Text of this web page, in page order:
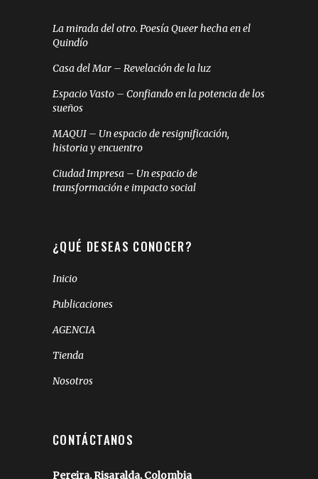
La mirada del otro. Poesía Queer hecha en el
Quindío
Casa del Mar – Revelación de la luz
Espacio Vasto – Confiando en la potencia de los
sueños
MAQUI – Un espacio de resignificación,
historia y encuentro
Ciudad Impresa – Un espacio de
transformación e impacto social
¿QUÉ DESEAS CONOCER?
Inicio
Publicaciones
AGENCIA
Tienda
Nosotros
CONTÁCTANOS
Pereira, Risaralda, Colombia